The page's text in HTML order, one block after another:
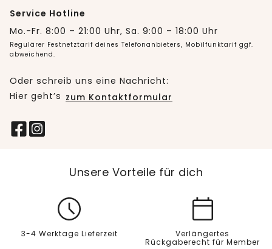
Service Hotline
Mo.-Fr. 8:00 – 21:00 Uhr, Sa. 9:00 – 18:00 Uhr
Regulärer Festnetztarif deines Telefonanbieters, Mobilfunktarif ggf.
abweichend.
Oder schreib uns eine Nachricht:
Hier geht’s zum Kontaktformular
Unsere Vorteile für dich
3-4 Werktage Lieferzeit
Verlängertes
Rückgaberecht für Member